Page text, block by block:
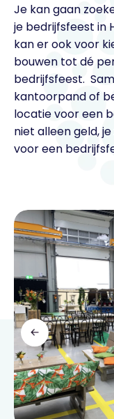
Je kan gaan
je bedrijfsfeest in
kan er ook voor
bouwen tot dé
bedrijfsfeest.
kantoorpand of
locatie voor een
niet alleen geld,
voor een